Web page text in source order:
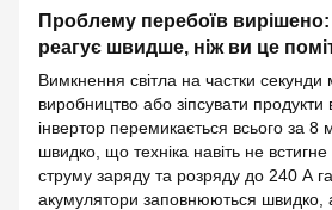
Проблему перебоїв вирішено:
реагує швидше, ніж ви це
Вимкнення світла на частки секунди
виробництво або зіпсувати
інвертор перемикається всього за 8
швидко, що техніка навіть не
струму заряду та розряду до 240 А
акумулятори заповнюються швидко,